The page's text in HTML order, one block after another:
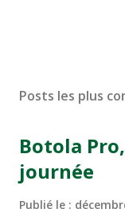
Posts les plus
Botola
journée
Publié le :